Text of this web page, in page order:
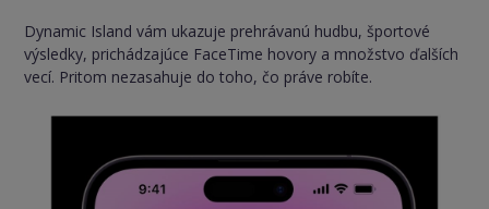
Dynamic Island vám ukazuje prehrávanú hudbu, športové
výsledky, prichádzajúce FaceTime hovory a množstvo ďalších
vecí. Pritom nezasahuje do toho, čo práve robíte.